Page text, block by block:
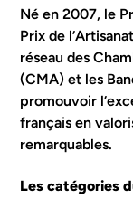
Né en 2007, le
Prix de
réseau des
(CMA) et les
promouvoir
français en
remarquables.
Les catégories